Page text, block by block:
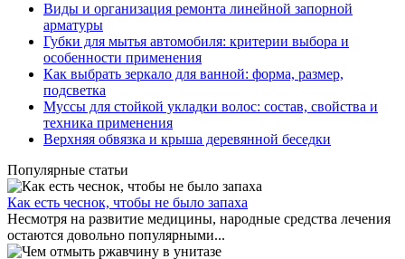
Виды и организация ремонта линейной запорной
арматуры
Губки для мытья автомобиля: критерии выбора и
особенности применения
Как выбрать зеркало для ванной: форма, размер,
подсветка
Муссы для стойкой укладки волос: состав, свойства и
техника применения
Верхняя обвязка и крыша деревянной беседки
Популярные статьи
Как есть чеснок, чтобы не было запаха
Несмотря на развитие медицины, народные средства лечения
остаются довольно популярными...